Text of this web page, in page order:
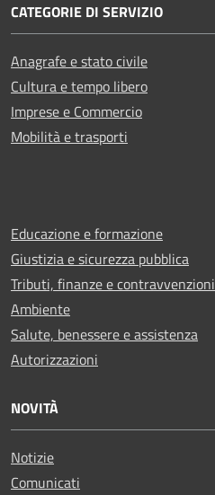
CATEGORIE DI SERVIZIO
Anagrafe e stato civile
Cultura e tempo libero
Imprese e Commercio
Mobilità e trasporti
Educazione e formazione
Giustizia e sicurezza pubblica
Tributi, finanze e contravvenzioni
Ambiente
Salute, benessere e assistenza
Autorizzazioni
NOVITÀ
Notizie
Comunicati